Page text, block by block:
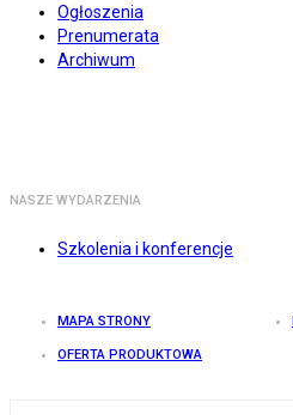
Ogłoszenia
Prenumerata
Archiwum
NASZE WYDARZENIA
Szkolenia i konferencje
MAPA STRONY
OFERTA PRODUKTOWA